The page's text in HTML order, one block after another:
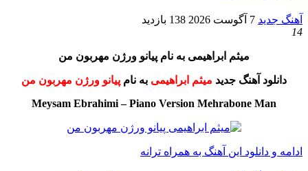
آهنگ جدید 7 آگوست 2026
138 بازدید
14
میثم ابراهیمی به نام پیانو ورژن مهربون من
دانلود آهنگ جدید میثم ابراهیمی به نام پیانو ورژن مهربون من
Meysam Ebrahimi – Piano Version Mehrabone Man
ادامه و دانلود این آهنگ به همراه ترانه